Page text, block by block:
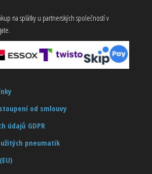
na splátky u partnerských společností v
od smlouvy
údajů GDPR
pneumatik